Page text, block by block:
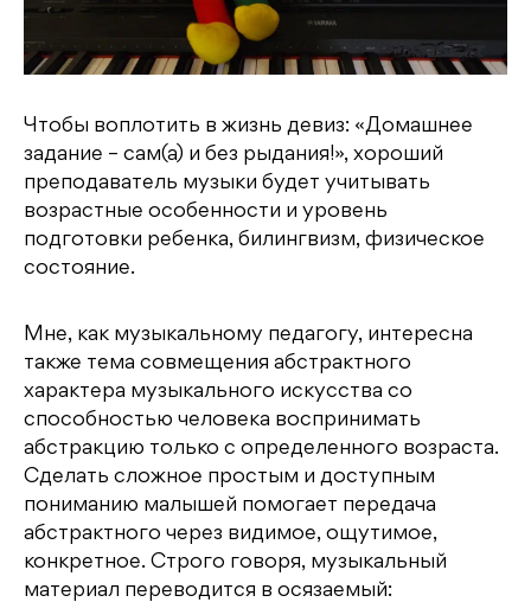
Чтобы воплотить в жизнь девиз: «Домашнее
задание – сам(а) и без рыдания!», хороший
преподаватель музыки будет учитывать
возрастные особенности и уровень
подготовки ребенка, билингвизм, физическое
состояние.
Мне, как музыкальному педагогу, интересна
также тема совмещения абстрактного
характера музыкального искусства со
способностью человека воспринимать
абстракцию только с определенного возраста.
Сделать сложное простым и доступным
пониманию малышей помогает передача
абстрактного через видимое, ощутимое,
конкретное. Строго говоря, музыкальный
материал переводится в осязаемый: